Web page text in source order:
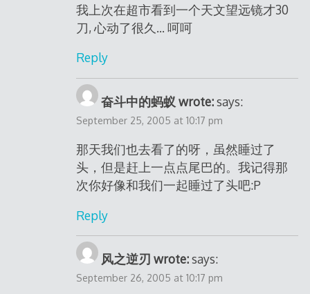
我上次在超市看到一个天文望远镜才30
刀, 心动了很久… 呵呵
Reply
奋斗中的蚂蚁 wrote: says:
September 25, 2005 at 10:17 pm
那天我们也去看了的呀，虽然睡过了
头，但是赶上一点点尾巴的。我记得那
次你好像和我们一起睡过了头吧:P
Reply
风之逆刃 wrote: says:
September 26, 2005 at 10:17 pm